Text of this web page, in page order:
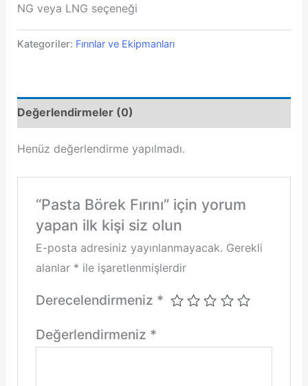
NG veya LNG seçeneği
Kategoriler: Fırınlar ve Ekipmanları
Değerlendirmeler (0)
Henüz değerlendirme yapılmadı.
“Pasta Börek Fırını” için yorum
yapan ilk kişi siz olun
E-posta adresiniz yayınlanmayacak. Gerekli
alanlar * ile işaretlenmişlerdir
Derecelendirmeniz *
Değerlendirmeniz *